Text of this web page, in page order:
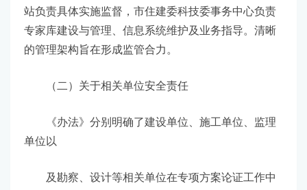
站负责具体实施监督，市住建委科技委事务中心负责
专家库建设与管理、信息系统维护及业务指导。清晰
的管理架构旨在形成监管合力。
（二）关于相关单位安全责任
《办法》分别明确了建设单位、施工单位、监理
单位以
及勘察、设计等相关单位在专项方案论证工作中